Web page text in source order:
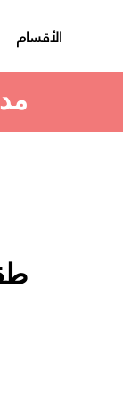
الأقسام
طقم